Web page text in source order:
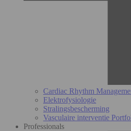
Cardiac Rhythm
Elektrofysiologie
Stralingsbescherming
Vasculaire interventie
Professionals